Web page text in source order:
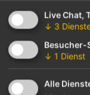
Live Chat,
↓ 3
Besucher-
↓ 1 Dienst
Alle